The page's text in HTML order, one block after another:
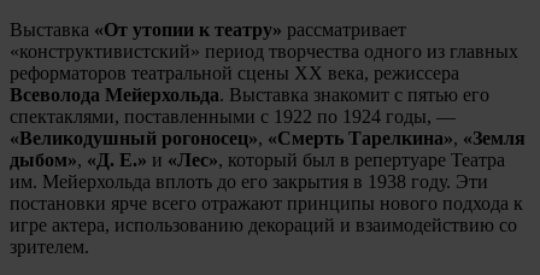
Выставка «От утопии к театру» рассматривает
«конструктивистский» период творчества одного из главных
реформаторов театральной сцены XX века, режиссера
Всеволода Мейерхольда. Выставка знакомит с пятью его
спектаклями, поставленными с 1922 по 1924 годы, —
«Великодушный рогоносец», «Смерть Тарелкина», «Земля
дыбом», «Д. Е.» и «Лес», который был в репертуаре Театра
им. Мейерхольда вплоть до его закрытия в 1938 году. Эти
постановки ярче всего отражают принципы нового подхода к
игре актера, использованию декораций и взаимодействию со
зрителем.